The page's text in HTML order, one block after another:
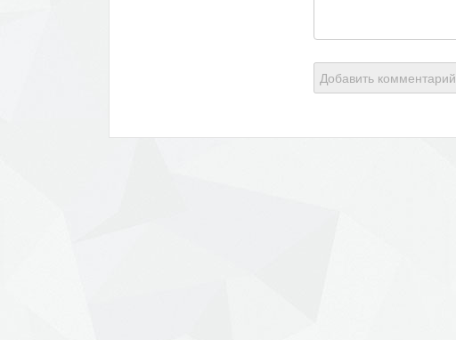
Добавить комментарий